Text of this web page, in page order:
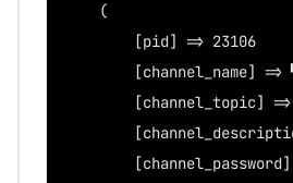
    (
        [pid] => 23106
[channel_name] =>
        [channel_topic] =>